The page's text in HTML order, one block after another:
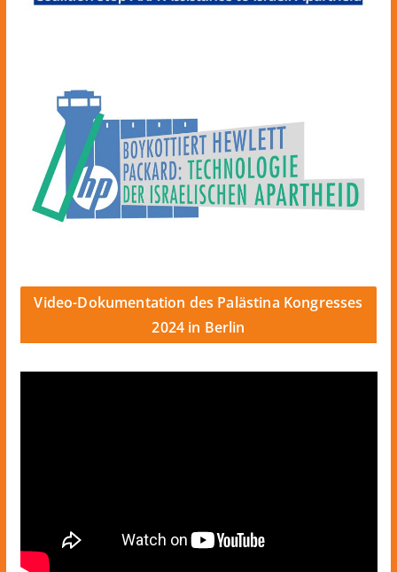
Video-Dokumentation des Palästina Kongresses
2024 in Berlin